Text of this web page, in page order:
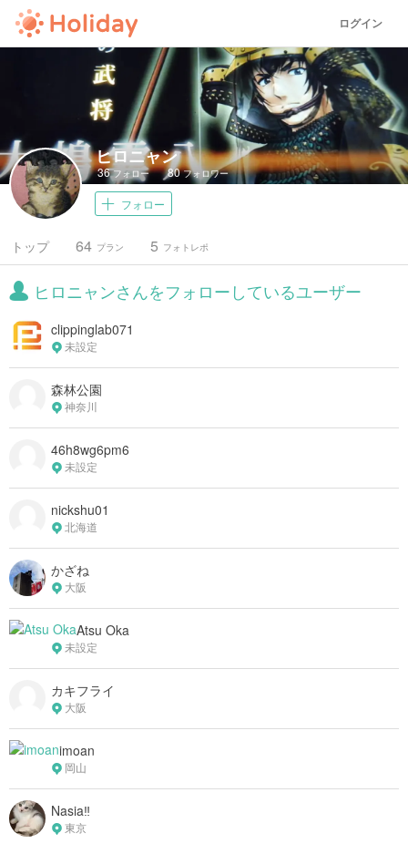
ログイン
ヒロニャン
36フォロー 80フォロワー
フォロー
トップ プラン
64 フォトレポ
5
ヒロニャンさんをフォローしているユーザー
clippinglab071
未設定
森林公園
神奈川
46h8wg6pm6
未設定
nickshu01
北海道
かざね
大阪
Atsu Oka
未設定
カキフライ
大阪
imoan
岡山
Nasia‼︎
東京